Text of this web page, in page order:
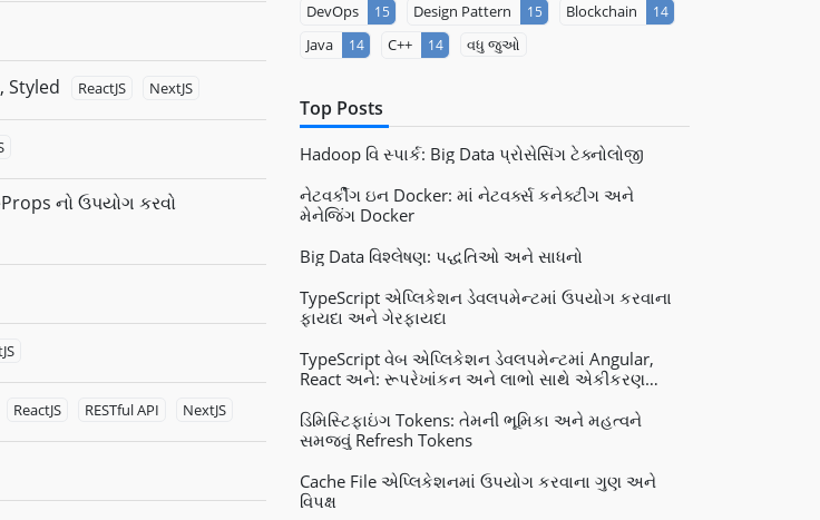
Styled ReactJS NextJS
નો ઉપયોગ કરવો
ReactJS RESTful API NextJS
DevOps 15 Design Pattern 15 Blockchain 14
Java 14 C++ 14 વધુ જુઓ
Top Posts
Hadoop વિ સ્પાર્ક: Big Data પ્રોસેસિંગ ટેક્નોલોજી
નેટવર્કીંગ ઇન Docker: માં નેટવર્ક્સ કનેક્ટીંગ અને
મેનેજિંગ Docker
Big Data વિશ્લેષણ: પદ્ધતિઓ અને સાધનો
TypeScript એપ્લિકેશન ડેવલપમેન્ટમાં ઉપયોગ કરવાના
ફાયદા અને ગેરફાયદા
TypeScript વેબ એપ્લિકેશન ડેવલપમેન્ટમાં Angular,
React અને: રૂપરેખાંકન અને લાભો સાથે એકીકરણ
ડિમિસ્ટિફાઇંગ Tokens: તેમની ભૂમિકા અને મહત્વને
સમજવું Refresh Tokens
Cache File એપ્લિકેશનમાં ઉપયોગ કરવાના ગુણ અને
વિપક્ષ